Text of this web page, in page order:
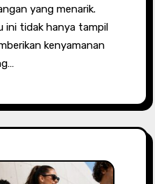
yang menarik.
ini tidak hanya tampil
kenyamanan